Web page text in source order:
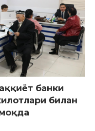
банки
билан